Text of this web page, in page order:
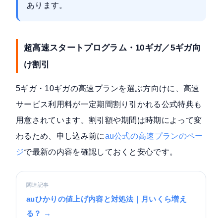
あります。
超高速スタートプログラム・10ギガ／5ギガ向
け割引
5ギガ・10ギガの高速プランを選ぶ方向けに、高速
サービス利用料が一定期間割り引かれる公式特典も
用意されています。割引額や期間は時期によって変
わるため、申し込み前にau公式の高速プランのペー
ジで最新の内容を確認しておくと安心です。
関連記事
auひかりの値上げ内容と対処法｜月いくら増え
る？ →